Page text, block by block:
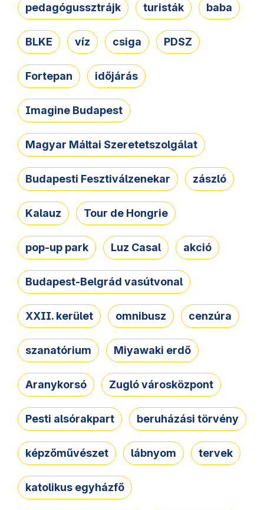
pedagógussztrájk turisták baba
BLKE víz csiga PDSZ
Fortepan időjárás
Imagine Budapest
Magyar Máltai Szeretetszolgálat
Budapesti Fesztiválzenekar zászló
Kalauz Tour de Hongrie
pop-up park Luz Casal akció
Budapest-Belgrád vasútvonal
XXII. kerület omnibusz cenzúra
szanatórium Miyawaki erdő
Aranykorsó Zugló városközpont
Pesti alsórakpart beruházási törvény
képzőművészet lábnyom tervek
katolikus egyházfő